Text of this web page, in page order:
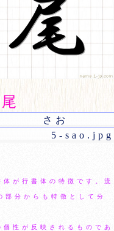
さお
5-sao.jpg
が行書体の特徴です。流
部分からも特徴として分
性が反映されるものであ